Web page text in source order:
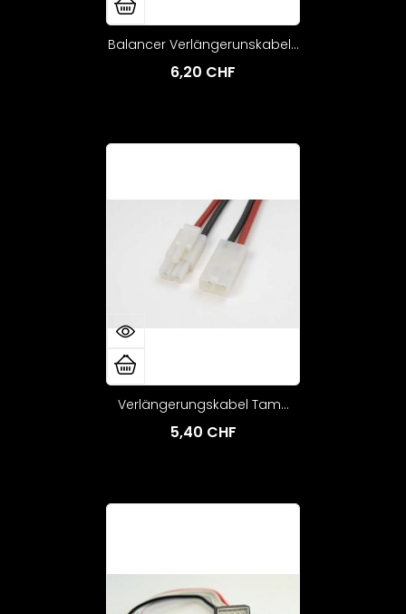
Balancer Verlängerunskabel...
6,20 CHF
Verlängerungskabel Tam...
5,40 CHF